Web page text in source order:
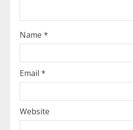
d
i
n
g
Name *
Email *
Website